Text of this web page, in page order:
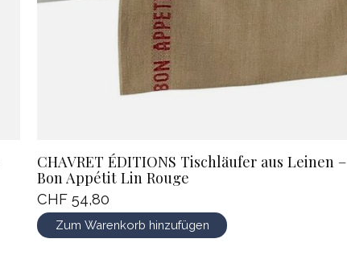
CHAVRET ÉDITIONS Tischläufer aus Leinen –
Bon Appétit Lin Rouge
CHF 54,80
Zum Warenkorb hinzufügen